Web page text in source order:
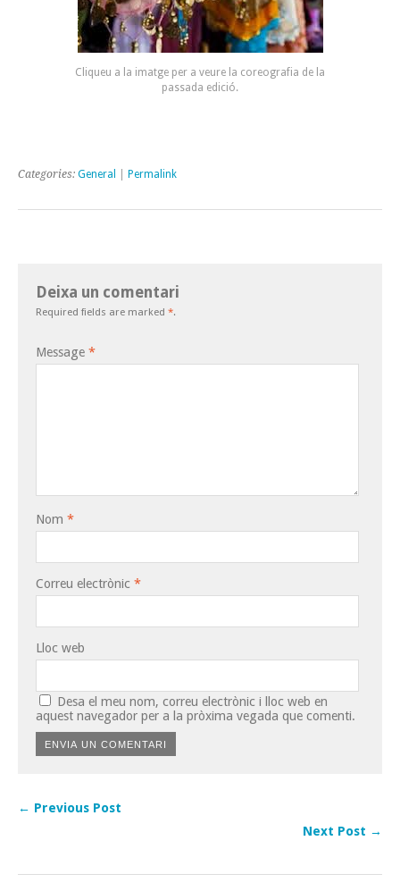
Cliqueu a la imatge per a veure la coreografia de la
passada edició.
Categories: General Permalink
Deixa un comentari
Required fields are marked *.
Message *
Nom *
Correu electrònic *
Lloc web
Desa el meu nom, correu electrònic i lloc web en
aquest navegador per a la pròxima vegada que comenti.
← Previous Post
Next Post →